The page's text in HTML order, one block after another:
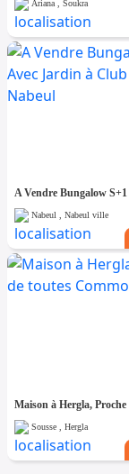
Ariana , Soukra
Nabeul , Nabeul ville
Sousse , Hergla